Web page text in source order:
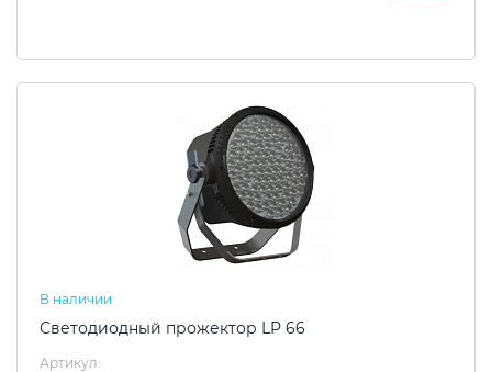
В наличии
Светодиодный прожектор LP 66
Артикул: